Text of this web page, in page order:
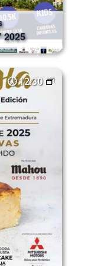
2025
12:30